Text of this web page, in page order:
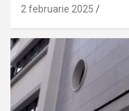
2 februarie 2025